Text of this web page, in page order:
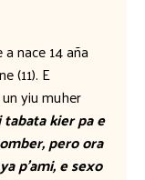
nace 14 aña
(11). E
yiu muher
kier pa e
pero ora
p’ami, e sexo